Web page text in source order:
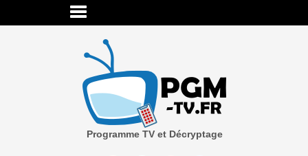
Programme TV et Décryptage